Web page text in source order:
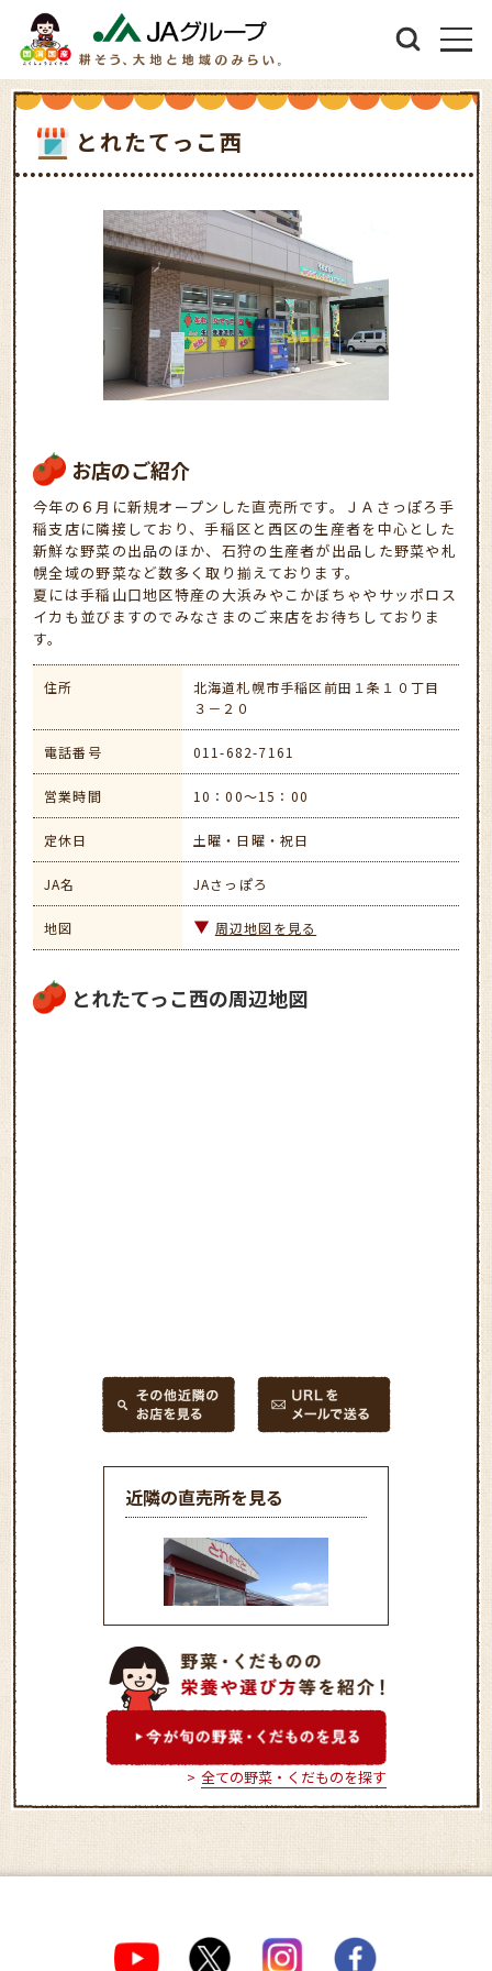
とれたてっこ西
お店のご紹介
今年の６月に新規オープンした直売所です。ＪＡさっぽろ手
稲支店に隣接しており、手稲区と西区の生産者を中心とした
新鮮な野菜の出品のほか、石狩の生産者が出品した野菜や札
幌全域の野菜など数多く取り揃えております。
夏には手稲山口地区特産の大浜みやこかぼちゃやサッポロス
イカも並びますのでみなさまのご来店をお待ちしておりま
す。
住所
北海道札幌市手稲区前田１条１０丁目
３－２０
電話番号 011-682-7161
営業時間 10：00～15：00
定休日 土曜・日曜・祝日
JA名 JAさっぽろ
地図 周辺地図を見る
とれたてっこ西の周辺地図
近隣の直売所を見る
ＪＡいしかり地物市場とれ
のさと
全ての野菜・くだものを探す